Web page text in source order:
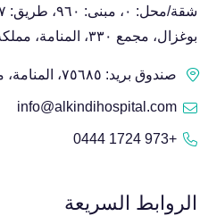
بوغزال، مجمع ٣٣٠، المنامة، مملكة البحرين
صندوق بريد: ٧٥٦٨٥، المنامة، مملكة البحرين
info@alkindihospital.com
+973 1724 0444
الروابط السريعة